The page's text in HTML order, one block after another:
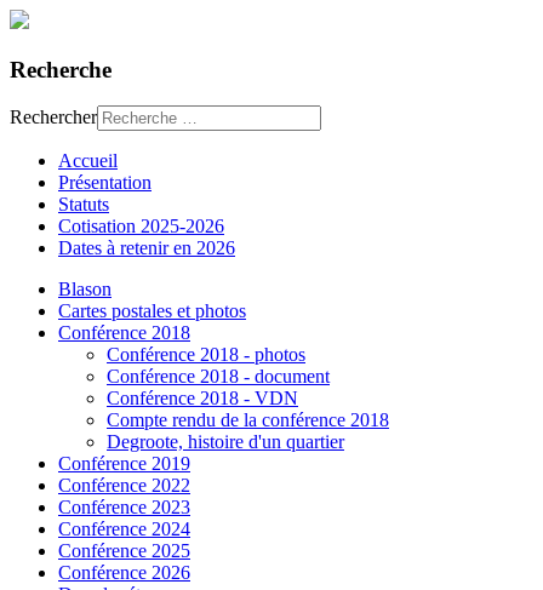
Recherche
Rechercher
Accueil
Présentation
Statuts
Cotisation 2025-2026
Dates à retenir en 2026
Blason
Cartes postales et photos
Conférence 2018
Conférence 2018 - photos
Conférence 2018 - document
Conférence 2018 - VDN
Compte rendu de la conférence 2018
Degroote, histoire d'un quartier
Conférence 2019
Conférence 2022
Conférence 2023
Conférence 2024
Conférence 2025
Conférence 2026